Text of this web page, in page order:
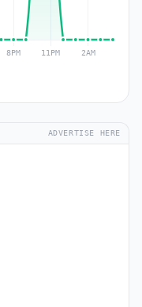
ADVERTISE HERE